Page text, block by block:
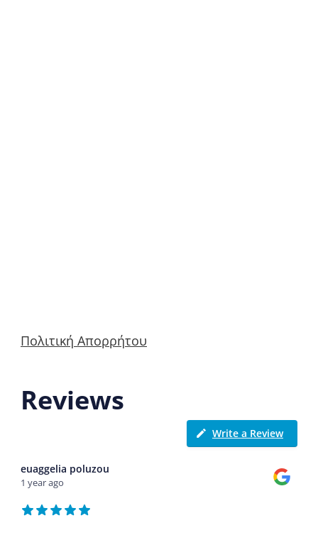
Πολιτική Απορρήτου
Reviews
Write a Review
euaggelia poluzou
1 year ago